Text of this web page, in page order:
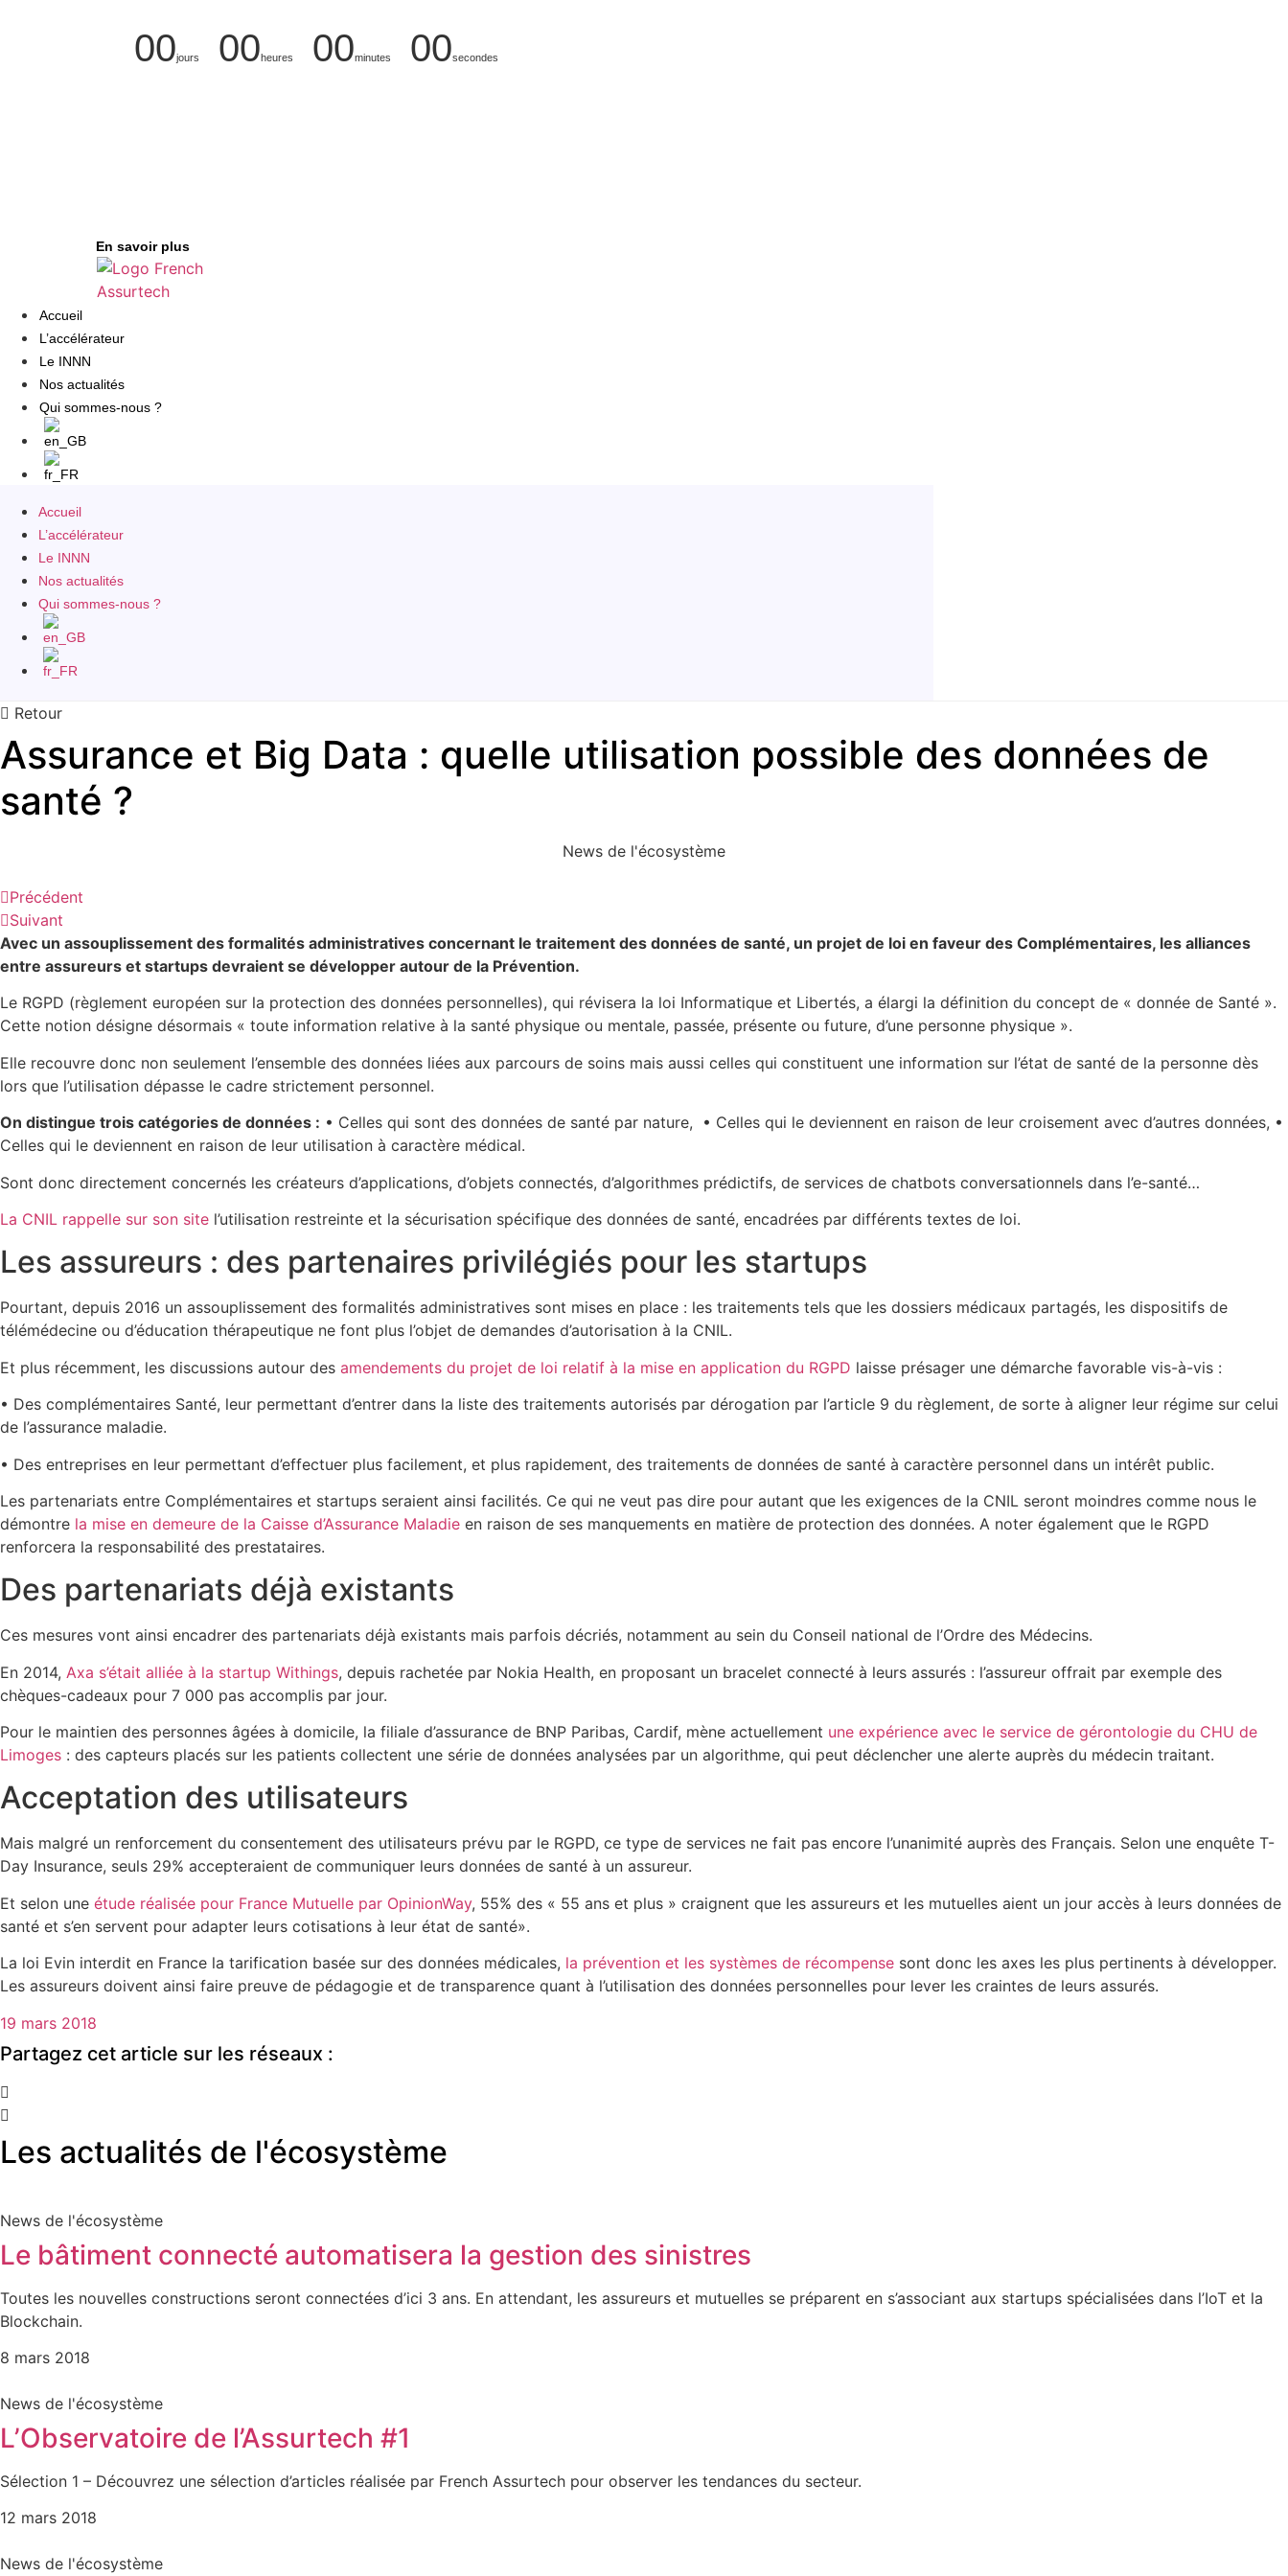
00jours 00heures 00minutes 00secondes
En savoir plus
Accueil
L’accélérateur
Le INNN
Nos actualités
Qui sommes-nous ?
Accueil
L’accélérateur
Le INNN
Nos actualités
Qui sommes-nous ?
Retour
Assurance et Big Data : quelle utilisation possible des données de
santé ?
News de l'écosystème
Précédent
Suivant
Avec un assouplissement des formalités administratives concernant le traitement des données de santé, un projet de loi en faveur des Complémentaires, les alliances
entre assureurs et startups devraient se développer autour de la Prévention.
Le RGPD (règlement européen sur la protection des données personnelles), qui révisera la loi Informatique et Libertés, a élargi la définition du concept de « donnée de Santé ».
Cette notion désigne désormais « toute information relative à la santé physique ou mentale, passée, présente ou future, d’une personne physique ».
Elle recouvre donc non seulement l’ensemble des données liées aux parcours de soins mais aussi celles qui constituent une information sur l’état de santé de la personne dès
lors que l’utilisation dépasse le cadre strictement personnel.
On distingue trois catégories de données : • Celles qui sont des données de santé par nature, • Celles qui le deviennent en raison de leur croisement avec d’autres données, •
Celles qui le deviennent en raison de leur utilisation à caractère médical.
Sont donc directement concernés les créateurs d’applications, d’objets connectés, d’algorithmes prédictifs, de services de chatbots conversationnels dans l’e-santé…
La CNIL rappelle sur son site l’utilisation restreinte et la sécurisation spécifique des données de santé, encadrées par différents textes de loi.
Les assureurs : des partenaires privilégiés pour les startups
Pourtant, depuis 2016 un assouplissement des formalités administratives sont mises en place : les traitements tels que les dossiers médicaux partagés, les dispositifs de
télémédecine ou d’éducation thérapeutique ne font plus l’objet de demandes d’autorisation à la CNIL.
Et plus récemment, les discussions autour des amendements du projet de loi relatif à la mise en application du RGPD laisse présager une démarche favorable vis-à-vis :
• Des complémentaires Santé, leur permettant d’entrer dans la liste des traitements autorisés par dérogation par l’article 9 du règlement, de sorte à aligner leur régime sur celui
de l’assurance maladie.
• Des entreprises en leur permettant d’effectuer plus facilement, et plus rapidement, des traitements de données de santé à caractère personnel dans un intérêt public.
Les partenariats entre Complémentaires et startups seraient ainsi facilités. Ce qui ne veut pas dire pour autant que les exigences de la CNIL seront moindres comme nous le
démontre la mise en demeure de la Caisse d’Assurance Maladie en raison de ses manquements en matière de protection des données. A noter également que le RGPD
renforcera la responsabilité des prestataires.
Des partenariats déjà existants
Ces mesures vont ainsi encadrer des partenariats déjà existants mais parfois décriés, notamment au sein du Conseil national de l’Ordre des Médecins.
En 2014, Axa s’était alliée à la startup Withings, depuis rachetée par Nokia Health, en proposant un bracelet connecté à leurs assurés : l’assureur offrait par exemple des
chèques-cadeaux pour 7 000 pas accomplis par jour.
Pour le maintien des personnes âgées à domicile, la filiale d’assurance de BNP Paribas, Cardif, mène actuellement une expérience avec le service de gérontologie du CHU de
Limoges : des capteurs placés sur les patients collectent une série de données analysées par un algorithme, qui peut déclencher une alerte auprès du médecin traitant.
Acceptation des utilisateurs
Mais malgré un renforcement du consentement des utilisateurs prévu par le RGPD, ce type de services ne fait pas encore l’unanimité auprès des Français. Selon une enquête T-
Day Insurance, seuls 29% accepteraient de communiquer leurs données de santé à un assureur.
Et selon une étude réalisée pour France Mutuelle par OpinionWay, 55% des « 55 ans et plus » craignent que les assureurs et les mutuelles aient un jour accès à leurs données de
santé et s’en servent pour adapter leurs cotisations à leur état de santé».
La loi Evin interdit en France la tarification basée sur des données médicales, la prévention et les systèmes de récompense sont donc les axes les plus pertinents à développer.
Les assureurs doivent ainsi faire preuve de pédagogie et de transparence quant à l’utilisation des données personnelles pour lever les craintes de leurs assurés.
19 mars 2018
Partagez cet article sur les réseaux :
Les actualités de l'écosystème
News de l'écosystème
Le bâtiment connecté automatisera la gestion des sinistres
Toutes les nouvelles constructions seront connectées d’ici 3 ans. En attendant, les assureurs et mutuelles se préparent en s’associant aux startups spécialisées dans l’IoT et la
Blockchain.
8 mars 2018
News de l'écosystème
L’Observatoire de l’Assurtech #1
Sélection 1 – Découvrez une sélection d’articles réalisée par French Assurtech pour observer les tendances du secteur.
12 mars 2018
News de l'écosystème